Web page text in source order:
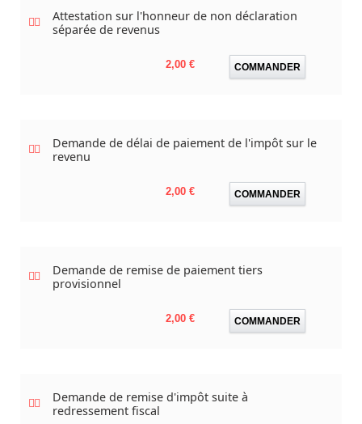
Attestation sur l'honneur de non déclaration
séparée de revenus
Prix
2,00 € COMMANDER
Demande de délai de paiement de l'impôt sur le
revenu
Prix
2,00 € COMMANDER
Demande de remise de paiement tiers
provisionnel
Prix
2,00 € COMMANDER
Demande de remise d'impôt suite à
redressement fiscal